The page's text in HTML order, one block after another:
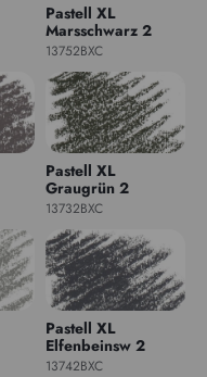
Pastell XL
Marsschwarz 2
13752BXC
Pastell XL
Graugrün 2
13732BXC
Pastell XL
Elfenbeinsw 2
13742BXC